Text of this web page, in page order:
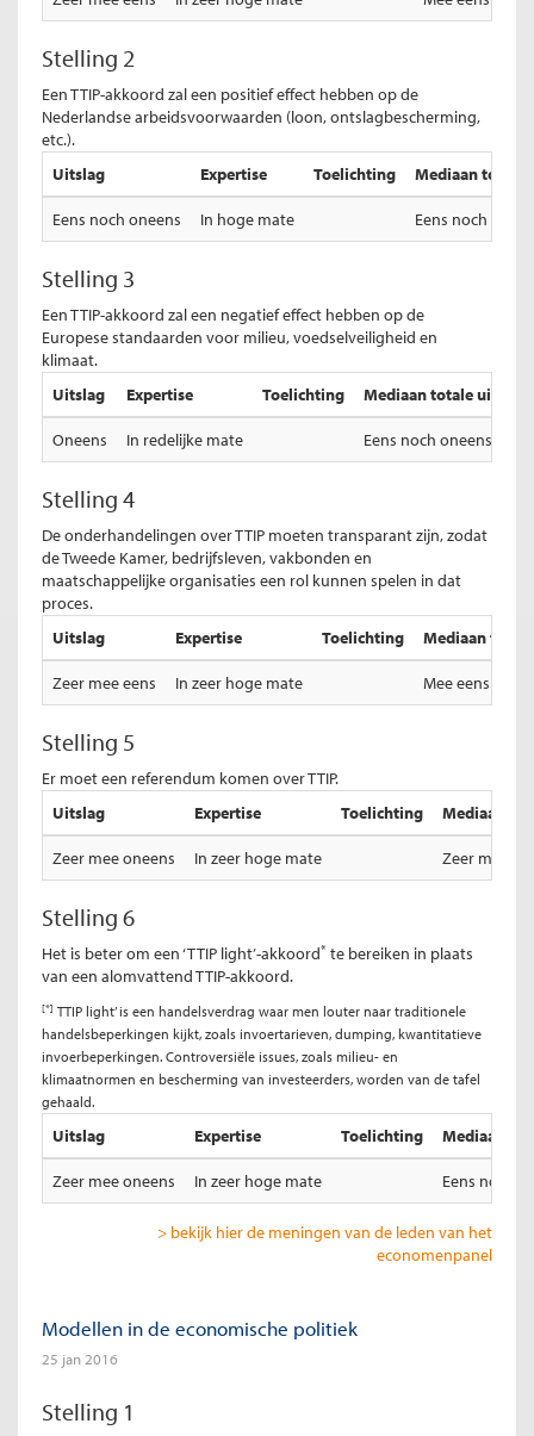
Stelling 2
Een TTIP-akkoord zal een positief effect hebben op de
Nederlandse arbeidsvoorwaarden (loon, ontslagbescherming,
etc.).
Uitslag
Expertise Toelichting Mediaan totale
Eens noch oneens In hoge mate Eens noch
Stelling 3
Een TTIP-akkoord zal een negatief effect hebben op de
Europese standaarden voor milieu, voedselveiligheid en
klimaat.
Uitslag
Expertise Toelichting Mediaan totale uitslag
Oneens In redelijke mate Eens noch oneens
Stelling 4
De onderhandelingen over TTIP moeten transparant zijn, zodat
de Tweede Kamer, bedrijfsleven, vakbonden en
maatschappelijke organisaties een rol kunnen spelen in dat
proces.
Uitslag
Expertise Toelichting Mediaan
Zeer mee eens In zeer hoge mate Mee eens
Stelling 5
Er moet een referendum komen over TTIP.
Uitslag
Expertise Toelichting Mediaan
Zeer mee oneens In zeer hoge mate Zeer mee
Stelling 6
Het is beter om een ‘TTIP light’-akkoord* te bereiken in plaats
van een alomvattend TTIP-akkoord.
[*] TTIP light’ is een handelsverdrag waar men louter naar traditionele
handelsbeperkingen kijkt, zoals invoertarieven, dumping, kwantitatieve
invoerbeperkingen. Controversiële issues, zoals milieu- en
klimaatnormen en bescherming van investeerders, worden van de tafel
gehaald.
Uitslag Expertise Toelichting Mediaan
Zeer mee oneens In zeer hoge mate Eens noch
> bekijk hier de meningen van de leden van het
economenpanel
Modellen in de economische politiek
25 jan 2016
Stelling 1